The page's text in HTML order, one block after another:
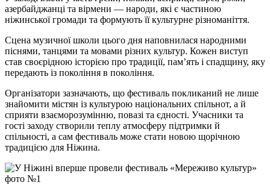
азербайджанці та вірмени — народи, які є частиною
ніжинської громади та формують її культурне різноманіття.
Сцена музичної школи цього дня наповнилася народними
піснями, танцями та мовами різних культур. Кожен виступ
став своєрідною історією про традиції, пам’ять і спадщину, яку
передають із покоління в покоління.
Організатори зазначають, що фестиваль покликаний не лише
знайомити містян із культурою національних спільнот, а й
сприяти взаєморозумінню, повазі та єдності. Учасники та
гості заходу створили теплу атмосферу підтримки й
спільності, а сам фестиваль може стати новою щорічною
традицією для Ніжина.